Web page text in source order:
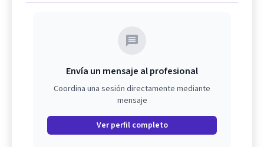
Envía un mensaje al profesional
Coordina una sesión directamente mediante
mensaje
Ver perfil completo